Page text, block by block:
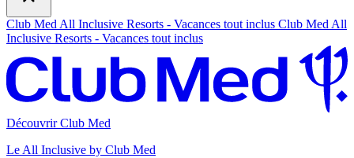
Club Med All Inclusive Resorts - Vacances tout inclus Club Med All
Inclusive Resorts - Vacances tout inclus
Découvrir Club Med
Le All Inclusive by Club Med